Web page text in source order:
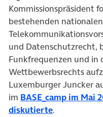
Kommissionspräsident
bestehenden
und Datenschutzrecht,
Funkfrequenzen und in
Wettbewerbsrechts
Luxemburger Juncker
im BASE_camp im Mai
diskutierte.